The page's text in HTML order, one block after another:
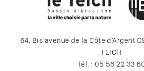
64, Bis avenue de la Côte d’Argent
TEICH
Tél. : 05 56 22 33